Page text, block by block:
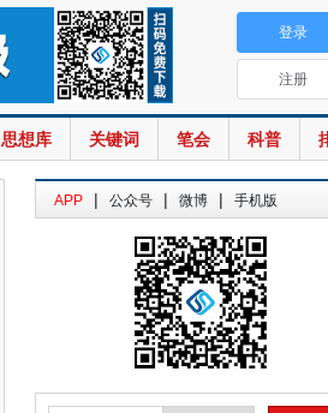
思想库 关键词 笔会 科普
登录
注册
APP | 公众号 | 微博 | 手机版